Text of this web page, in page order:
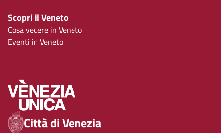
Scopri il Veneto
Cosa vedere in Veneto
Eventi in Veneto
Città di Venezia